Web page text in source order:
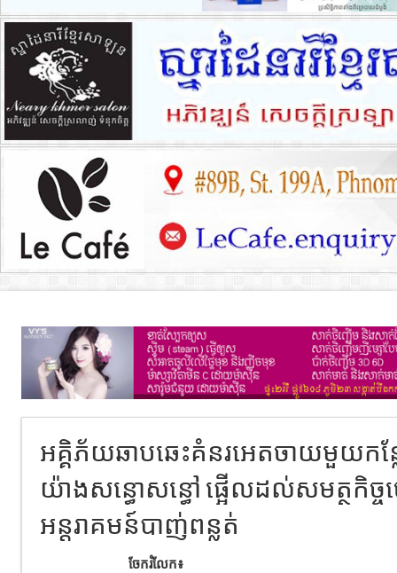
អគ្គិភ័យឆាបឆេះគំនរអេតចាយមួយកន្
យ៉ាងសន្ធោសន្ធៅ ផ្អើលដល់សមត្ថកិច្ច
អន្តរាគមន៍បាញ់ពន្លត់
ចែករំលែក៖